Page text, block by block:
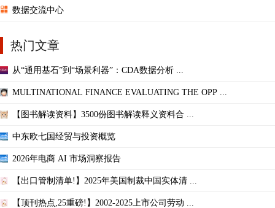
数据交流中心
热门文章
从“通用基石”到“场景利器”：CDA数据分析 ...
MULTINATIONAL FINANCE EVALUATING THE OPP ...
【图书解读资料】3500份图书解读释义资料合 ...
中东欧七国经贸与投资概览
2026年电商 AI 市场洞察报告
【出口管制清单!】2025年美国制裁中国实体清 ...
【顶刊热点,25重磅!】2002-2025上市公司劳动 ...